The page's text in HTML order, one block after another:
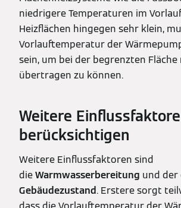
niedrigere Temperaturen im
Heizflächen hingegen sehr klein,
Vorlauftemperatur der
sein, um bei der begrenzten
übertragen zu können.
Weitere
berücksichtigen
Weitere Einflussfaktoren sind
dieWarmwasserbereitung und der
Gebäudezustand. Erstere sorgt